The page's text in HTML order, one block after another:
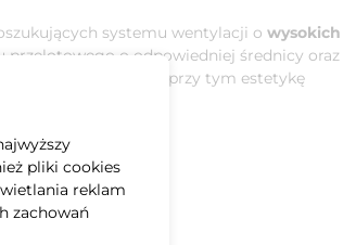
systemu wentylacji o wysokich
o odpowiedniej średnicy oraz
ściany, zachowując przy tym estetykę
pliki cookies
reklam
zachowań